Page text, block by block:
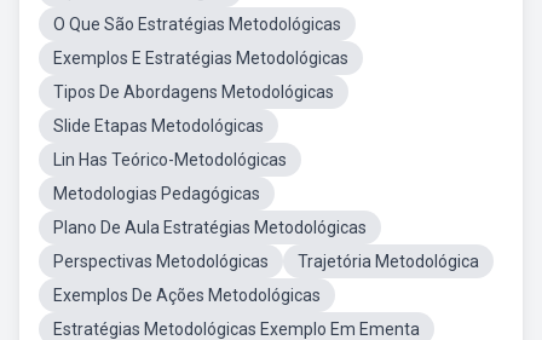
O Que São Estratégias Metodológicas
Exemplos E Estratégias Metodológicas
Tipos De Abordagens Metodológicas
Slide Etapas Metodológicas
Lin Has Teórico-Metodológicas
Metodologias Pedagógicas
Plano De Aula Estratégias Metodológicas
Perspectivas Metodológicas
Trajetória Metodológica
Exemplos De Ações Metodológicas
Estratégias Metodológicas Exemplo Em Ementa